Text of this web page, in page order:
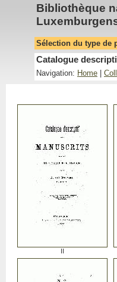
Bibliothèque
Sélection du type de
Catalogue
Navigation: Home
II